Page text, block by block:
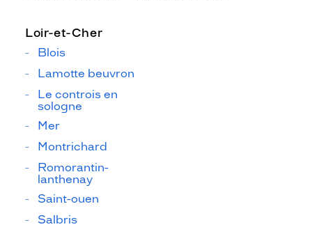
Loir-et-Cher
Blois
Lamotte beuvron
Le controis en
sologne
Mer
Montrichard
Romorantin-
lanthenay
Saint-ouen
Salbris